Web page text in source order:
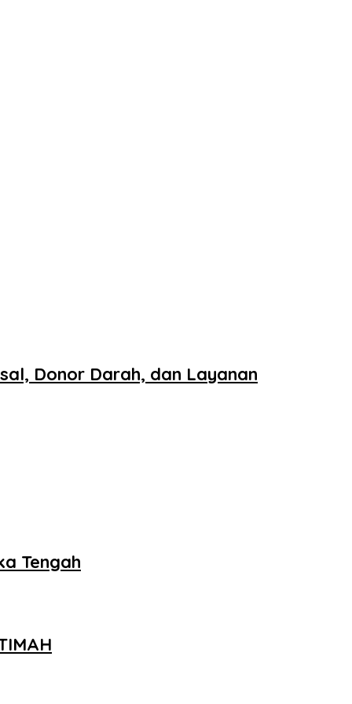
Donor Darah, dan Layanan
Tengah